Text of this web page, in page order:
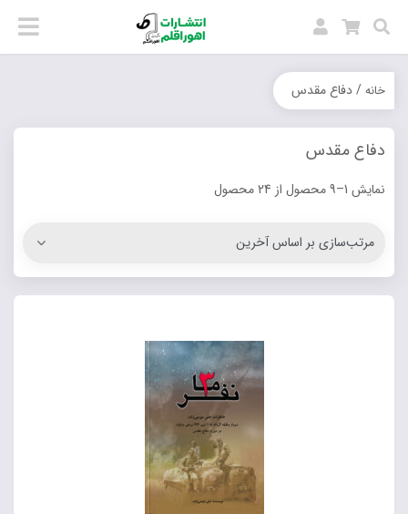
خانه/ دفاع مقدس
دفاع مقدس
نمایش 1–9 محصول از 24 محصول